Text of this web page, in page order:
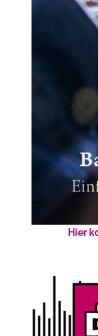
Hier